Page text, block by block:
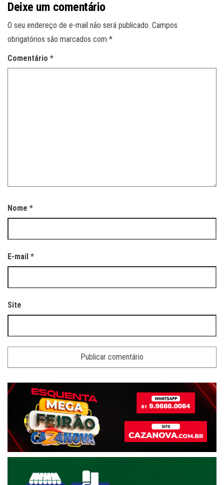
Deixe um comentário
O seu endereço de e-mail não será publicado. Campos
obrigatórios são marcados com *
Comentário *
Nome *
E-mail *
Site